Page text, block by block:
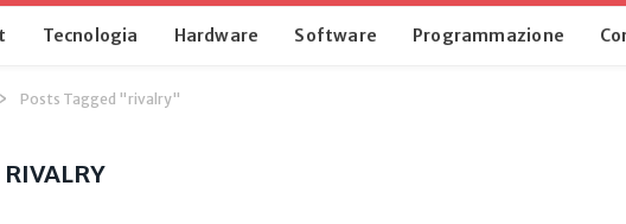
Tecnologia Hardware Software Programmazione
Posts Tagged "rivalry"
RIVALRY